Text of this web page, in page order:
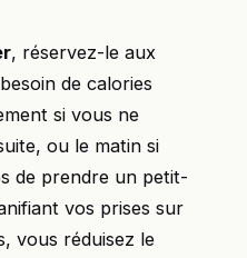
, réservez-le aux
de calories
si vous ne
ou le matin si
de prendre un petit-
vos prises sur
vous réduisez le